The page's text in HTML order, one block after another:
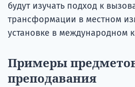
будут изучать подход к
трансформации в местном
установке в международном
Примеры
преподавания